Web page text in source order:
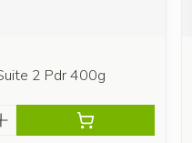
2 Pdr 400g